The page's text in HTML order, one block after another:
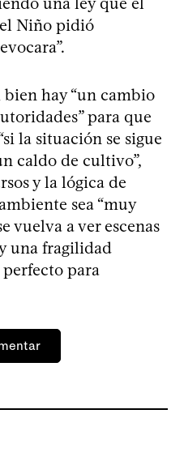
Niño pidió
hay “un cambio
para que
la situación se sigue
caldo de cultivo”,
y la lógica de
sea “muy
vuelva a ver escenas
una fragilidad
para